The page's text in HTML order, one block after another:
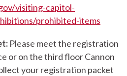
visiting-capitol-
prohibited-items
Please meet the registration
or on the third floor Cannon
your registration packet